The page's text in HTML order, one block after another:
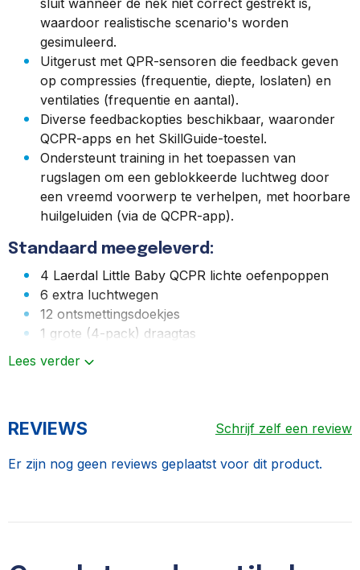
sluit wanneer de nek niet correct gestrekt is,
waardoor realistische scenario's worden
gesimuleerd.
Uitgerust met QPR-sensoren die feedback geven
op compressies (frequentie, diepte, loslaten) en
ventilaties (frequentie en aantal).
Diverse feedbackopties beschikbaar, waaronder
QCPR-apps en het SkillGuide-toestel.
Ondersteunt training in het toepassen van
rugslagen om een geblokkeerde luchtweg door
een vreemd voorwerp te verhelpen, met hoorbare
huilgeluiden (via de QCPR-app).
Standaard meegeleverd:
4 Laerdal Little Baby QCPR lichte oefenpoppen
6 extra luchtwegen
12 ontsmettingsdoekjes
1 grote (4-pack) draagtas
AA-batterijen (8 stuks)
Lees verder
REVIEWS Schrijf zelf een review
Er zijn nog geen reviews geplaatst voor dit product.